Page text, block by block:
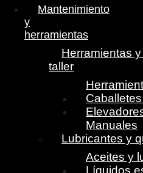
Mantenimiento
y
herramientas
Herramientas
taller
Manuales
Lubricantes y
Aceites y
Líquidos